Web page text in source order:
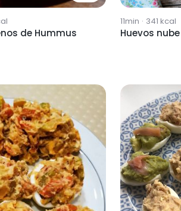
de Hummus
11min · 341 kcal
Huevos nube